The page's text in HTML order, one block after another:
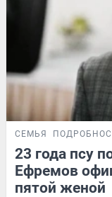
СЕМЬЯ
23 года псу
Ефремов
пятой женой